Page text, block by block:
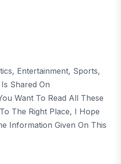
Entertainment, Sports,
Shared On
Want To Read All These
The Right Place, I Hope
Information Given On This